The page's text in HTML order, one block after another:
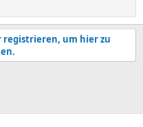
registrieren, um hier zu